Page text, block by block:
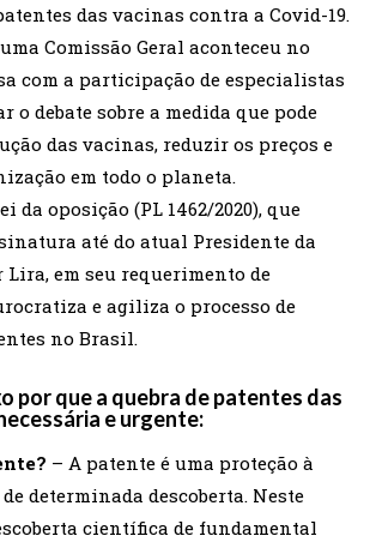
das vacinas contra a Covid-19.
Comissão Geral aconteceu no
com a participação de especialistas
o debate sobre a medida que pode
das vacinas, reduzir os preços e
em todo o planeta.
da oposição (PL 1462/2020), que
até do atual Presidente da
em seu requerimento de
e agiliza o processo de
no Brasil.
por que a quebra de patentes das
e urgente:
– A patente é uma proteção à
determinada descoberta. Neste
científica de fundamental